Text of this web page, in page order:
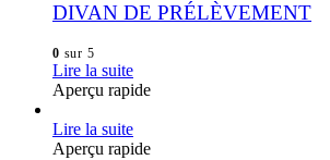
DIVAN DE PRÉLÈVEMENT
0 sur 5
Lire la suite
Aperçu rapide
Lire la suite
Aperçu rapide